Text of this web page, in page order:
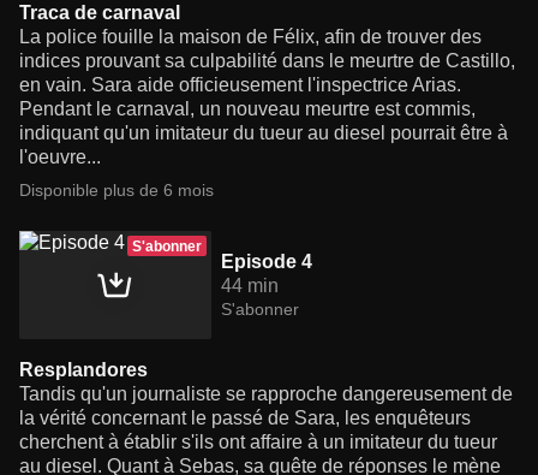
Traca de carnaval
La police fouille la maison de Félix, afin de trouver des
indices prouvant sa culpabilité dans le meurtre de Castillo,
en vain. Sara aide officieusement l'inspectrice Arias.
Pendant le carnaval, un nouveau meurtre est commis,
indiquant qu'un imitateur du tueur au diesel pourrait être à
l'oeuvre...
Disponible plus de 6 mois
S'abonner
Episode 4
44 min
S'abonner
Resplandores
Tandis qu'un journaliste se rapproche dangereusement de
la vérité concernant le passé de Sara, les enquêteurs
cherchent à établir s'ils ont affaire à un imitateur du tueur
au diesel. Quant à Sebas, sa quête de réponses le mène